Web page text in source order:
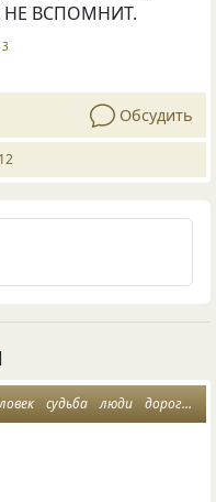
ВСПОМНИТ.
3
Обсудить
судьба люди дорога жизни